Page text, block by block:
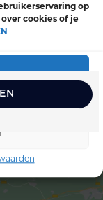
op
cookies of je